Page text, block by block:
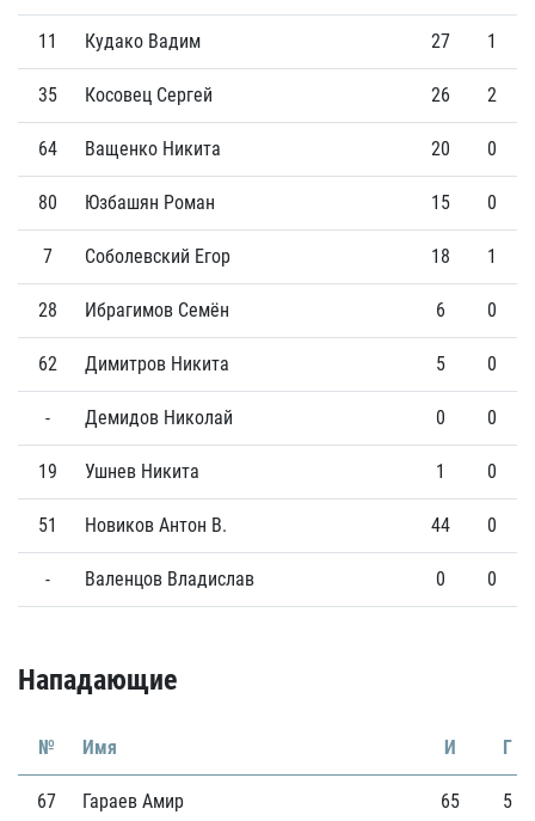
11 Кудако Вадим 27 1
35 Косовец Сергей 26 2
64 Ващенко Никита 20 0
80 Юзбашян Роман 15 0
7 Соболевский Егор 18 1
28 Ибрагимов Семён 6 0
62 Димитров Никита 5 0
- Демидов Николай 0 0
19 Ушнев Никита 1 0
51 Новиков Антон В. 44 0
- Валенцов Владислав 0 0
Нападающие
№ Имя И Г
67 Гараев Амир 65 5